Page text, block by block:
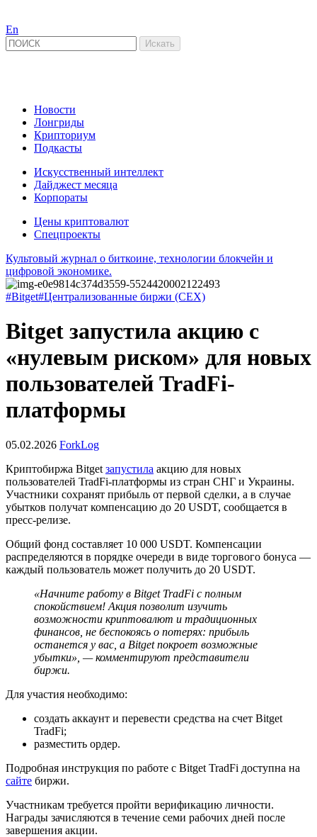
En
Новости
Лонгриды
Крипториум
Подкасты
Искусственный интеллект
Дайджест месяца
Корпораты
Цены криптовалют
Спецпроекты
Культовый журнал о биткоине, технологии блокчейн и
цифровой экономике.
#Bitget#Централизованные биржи (CEX)
Bitget запустила акцию с
«нулевым риском»‎ для новых
пользователей TradFi-
платформы
05.02.2026 ForkLog
Криптобиржа Bitget запустила акцию для новых
пользователей TradFi-платформы из стран СНГ и Украины.
Участники сохранят прибыль от первой сделки, а в случае
убытков получат компенсацию до 20 USDT, сообщается в
пресс-релизе.
Общий фонд составляет 10 000 USDT. Компенсации
распределяются в порядке очереди в виде торгового бонуса —
каждый пользователь может получить до 20 USDT.
«Начните работу в Bitget TradFi с полным
спокойствием! Акция позволит изучить
возможности криптовалют и традиционных
финансов, не беспокоясь о потерях: прибыль
останется у вас, а Bitget покроет возможные
убытки», — комментируют представители
биржи.
Для участия необходимо:
создать аккаунт и перевести средства на счет Bitget
TradFi;
разместить ордер.
Подробная инструкция по работе с Bitget TradFi доступна на
сайте биржи.
Участникам требуется пройти верификацию личности.
Награды зачисляются в течение семи рабочих дней после
завершения акции.